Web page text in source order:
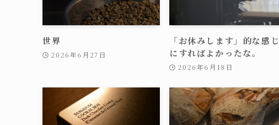
世界
2026年6月27日
「お休みします」的な感じ
にすればよかったな。
2026年6月18日